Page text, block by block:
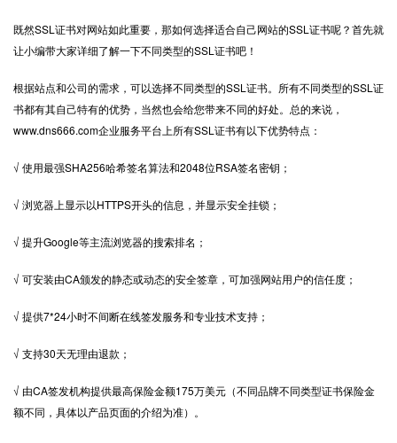
既然SSL证书对网站如此重要，那如何选择适合自己网站的SSL证书呢？首先就
让小编带大家详细了解一下不同类型的SSL证书吧！
根据站点和公司的需求，可以选择不同类型的SSL证书。所有不同类型的SSL证
书都有其自己特有的优势，当然也会给您带来不同的好处。总的来说，
www.dns666.com企业服务平台上所有SSL证书有以下优势特点：
√ 使用最强SHA256哈希签名算法和2048位RSA签名密钥；
√ 浏览器上显示以HTTPS开头的信息，并显示安全挂锁；
√ 提升Google等主流浏览器的搜索排名；
√ 可安装由CA颁发的静态或动态的安全签章，可加强网站用户的信任度；
√ 提供7*24小时不间断在线签发服务和专业技术支持；
√ 支持30天无理由退款；
√ 由CA签发机构提供最高保险金额175万美元（不同品牌不同类型证书保险金
额不同，具体以产品页面的介绍为准）。